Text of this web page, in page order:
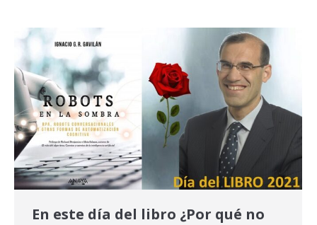
En este día del libro ¿Por qué no